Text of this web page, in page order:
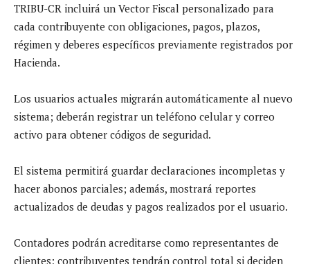
TRIBU-CR incluirá un Vector Fiscal personalizado para
cada contribuyente con obligaciones, pagos, plazos,
régimen y deberes específicos previamente registrados por
Hacienda.
Los usuarios actuales migrarán automáticamente al nuevo
sistema; deberán registrar un teléfono celular y correo
activo para obtener códigos de seguridad.
El sistema permitirá guardar declaraciones incompletas y
hacer abonos parciales; además, mostrará reportes
actualizados de deudas y pagos realizados por el usuario.
Contadores podrán acreditarse como representantes de
clientes; contribuyentes tendrán control total si deciden